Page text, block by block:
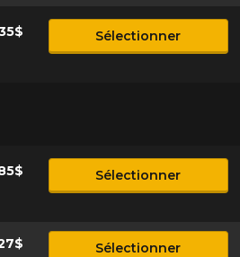
Sélectionner
Sélectionner
Sélectionner